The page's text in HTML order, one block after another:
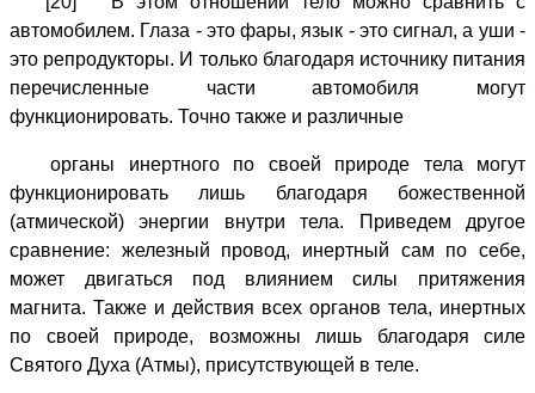
автомобилем. Глаза - это фары, язык - это сигнал, а уши -
это репродукторы. И только благодаря источнику питания
перечисленные части автомобиля могут
функционировать. Точно также и различные
органы инертного по своей природе тела могут
функционировать лишь благодаря божественной
(атмической) энергии внутри тела. Приведем другое
сравнение: железный провод, инертный сам по себе,
может двигаться под влиянием силы притяжения
магнита. Также и действия всех органов тела, инертных
по своей природе, возможны лишь благодаря силе
Святого Духа (Атмы), присутствующей в теле.